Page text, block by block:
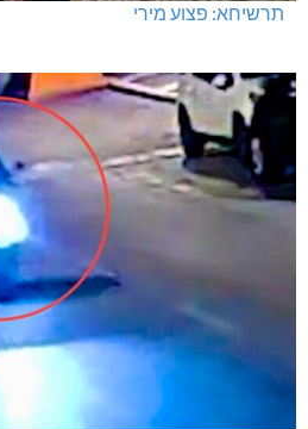
תרשיחא: פצוע מירי